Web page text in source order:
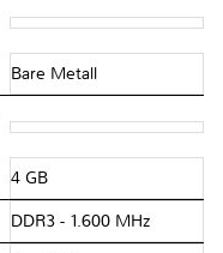
Bare Metall
4 GB
DDR3 - 1.600 MHz